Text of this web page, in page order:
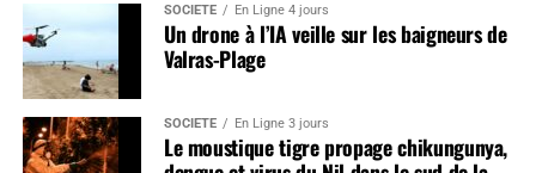
SOCIÉTÉ En Ligne 4 jours
Un drone à l’IA veille sur les baigneurs de
Valras-Plage
SOCIÉTÉ En Ligne 3 jours
Le moustique tigre propage chikungunya,